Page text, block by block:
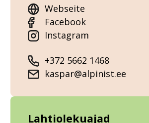
Webseite
Facebook
Instagram
+372 5662 1468
kaspar@alpinist.ee
Lahtiolekuajad